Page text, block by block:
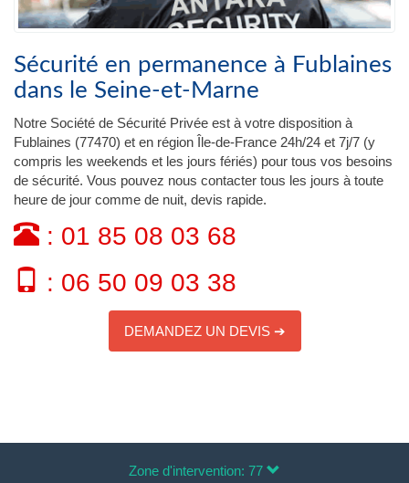
Sécurité en permanence à Fublaines
dans le Seine-et-Marne
Notre Société de Sécurité Privée est à votre disposition à
Fublaines (77470) et en région Île-de-France 24h/24 et 7j/7 (y
compris les weekends et les jours fériés) pour tous vos besoins
de sécurité. Vous pouvez nous contacter tous les jours à toute
heure de jour comme de nuit, devis rapide.
: 01 85 08 03 68
: 06 50 09 03 38
DEMANDEZ UN DEVIS ➔
Zone d'intervention: 77